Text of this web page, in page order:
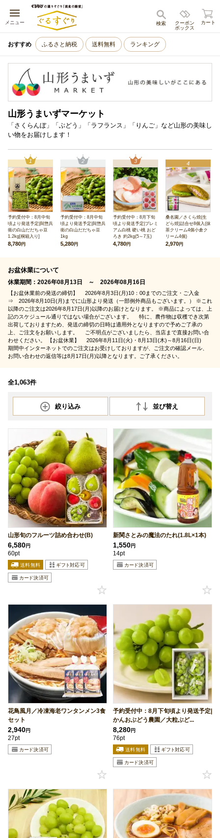
メニュー
キャンセル
クーポン
ボックス
検索 カート
おすすめ ふるさと納税 送料無料 ランキング
山形うまいずマーケット
「さくらんぼ」「ぶどう」「ラフランス」「りんご」など山形の美味し
い物をお届けします！
1
予約受付中：8月中旬
頃より発送予定|與惣兵
衛の白山だだちゃ豆
1.2kg[桐箱入り]
8,780 円
2
予約受付中：8月中旬
頃より発送予定|與惣兵
衛の白山だだちゃ豆
1kg
5,280円
3
予約受付中：8月下旬
頃より発送予定|プレミ
アム白桃 硬い桃 おど
ろき 約2kg(5～7玉)
4,780円
4
桑名園／さくら焼(生
どら焼)詰合せ8個入(抹
茶クリーム4個小倉ク
リーム4個)
2,970円
お盆休業について
休業期間：2026年08月13日 ～ 2026年08月16日
【お盆休業前の発送の締切】 2026年8月3日(月)10：00までのご注文・ご入金
⇒ 2026年8月10日(月)までに山形より発送（一部例外商品もございます。） ※これ
以降のご注文は2026年8月17日(月)以降のお届けとなります。 ※商品によっては、上
記のスケジュール通りではない場合がございます。 特に、農作物は収穫でき次第
出荷しておりますため、発送の締切の日時は適用外となりますので予めご了承の
上、ご注文をお願いします。 ご不明点がございましたら、当店まで直接お問い合
わせください。 【お盆休業】 2026年8月11日(火)・8月13日(木)～8月16日(日)
期間中インターネットでのご注文はお受けしておりますが、ご注文の確認メール、
お問い合わせの返信等は8月17日(月)以降となります。ご了承ください。
全1,063件
絞り込み 並び替え
山形旬のフルーツ詰め合わせ(B)
6,580円
60pt
新関さとみの魔法のたれ(1.8L×1本)
1,550円
14pt
花鳥風月／冷凍海老ワンタンメン3食
セット
2,940円
27pt
予約受付中：8月下旬頃より発送予定|
かんおぶどう農園／大粒ぶど...
8,280円
76pt